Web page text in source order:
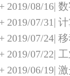
+ 2019/08/16|
+ 2019/07/31|
+ 2019/07/24|
+ 2019/07/22|
+ 2019/06/19|